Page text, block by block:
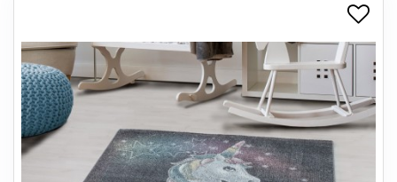
+
+
SOVEVÆRELSE
+
KONTORMØBLER
+
OPBEVARING
TÆPPER